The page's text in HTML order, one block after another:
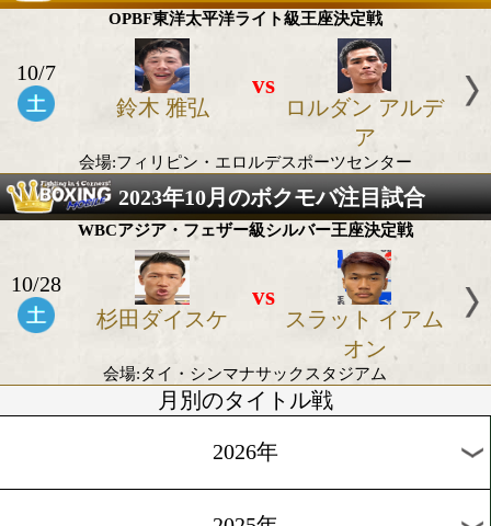
会場:米テキサス州ローゼンバーグ
WBA世界フェザー級 タイトルマッチ
10/7
リー ウッド
vs
ジョシュ
リントン
会場:英国マンチェスター
2023年10月のアジア地域タイトル
OPBF東洋太平洋ライト級王座決定戦
鈴木 雅弘
vs
会場:フィリピン・エロルデスポーツセンタ
2023年10月のボクモバ注目